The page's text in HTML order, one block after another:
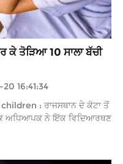
ਕੇ ਤੋੜਿਆ 10 ਸਾਲਾ ਬੱਚੀ
16:41:34
: ਰਾਜਸਥਾਨ ਦੇ ਕੋਟਾ ਤੋਂ
ਅਧਿਆਪਕ ਨੇ ਇੱਕ ਵਿਦਿਆਰਥਣ